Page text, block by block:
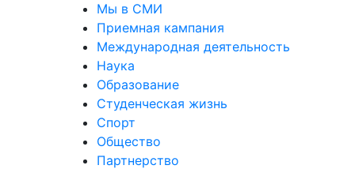
Мы в СМИ
Приемная кампания
Международная деятельность
Наука
Образование
Студенческая жизнь
Спорт
Общество
Партнерство